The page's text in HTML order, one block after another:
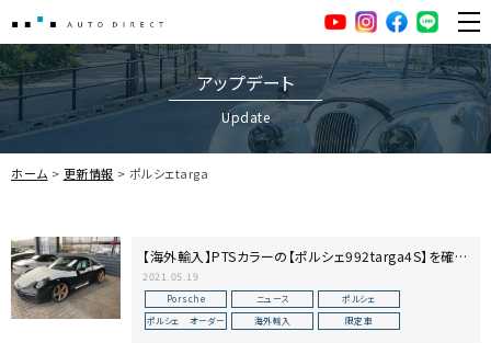
AUTO DIRECT YouTubeInstagramfacebook
LINE
アップデート
Update
ホーム 更新情報 ポルシェtarga
【海外輸入】PTSカラーの【ポルシェ992targa4S】を確保
しました。
2021.05.19
Porsche ニュース
ポルシェ
ポルシェ オーダー
海外輸入 限定車